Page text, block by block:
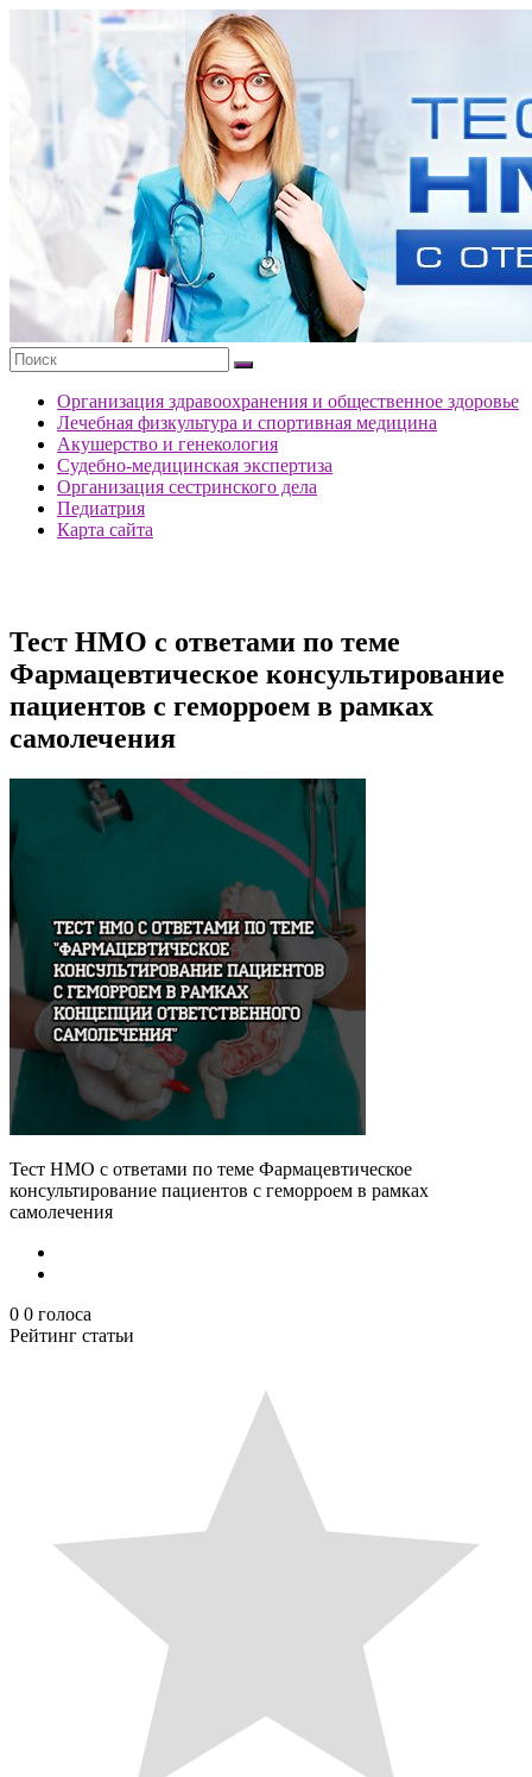
содержимому
портала
ответами
Организация здравоохранения и общественное здоровье
Лечебная физкультура и спортивная медицина
Акушерство и генекология
Судебно-медицинская экспертиза
Организация сестринского дела
Педиатрия
Карта сайта
Тест НМО с ответами по теме
Фармацевтическое консультирование
пациентов с геморроем в рамках
самолечения
Тест НМО с ответами по теме Фармацевтическое
консультирование пациентов с геморроем в рамках
самолечения
0 0 голоса
Рейтинг статьи